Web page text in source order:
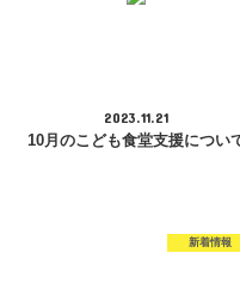
2023.11.21
10月のこども食堂支援につい
新着情報